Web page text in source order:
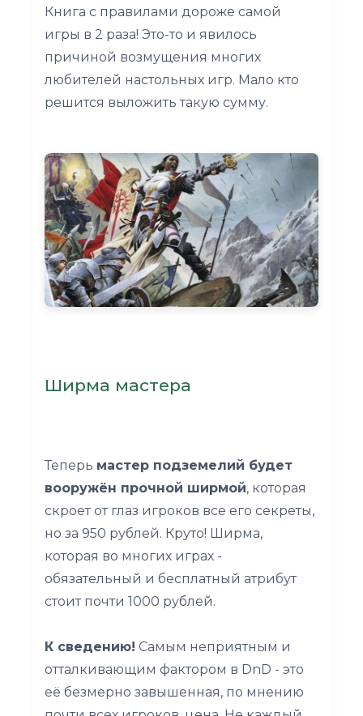
Книга с правилами дороже самой
игры в 2 раза! Это-то и явилось
причиной возмущения многих
любителей настольных игр. Мало кто
решится выложить такую сумму.
Ширма мастера
Теперь мастер подземелий будет
вооружён прочной ширмой, которая
скроет от глаз игроков все его секреты,
но за 950 рублей. Круто! Ширма,
которая во многих играх -
обязательный и бесплатный атрибут
стоит почти 1000 рублей.
К сведению! Самым неприятным и
отталкивающим фактором в DnD - это
её безмерно завышенная, по мнению